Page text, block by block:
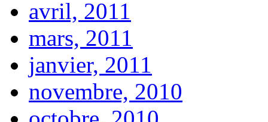
avril, 2011
mars, 2011
janvier, 2011
novembre, 2010